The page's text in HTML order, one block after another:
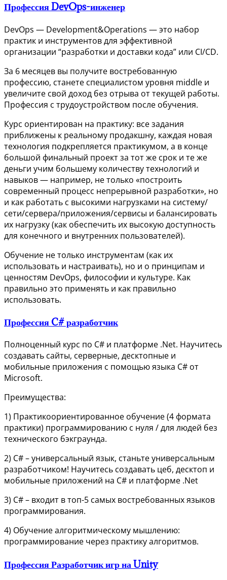
Профессия DevOps-инженер
DevOps — Development&Operations — это набор
практик и инструментов для эффективной
организации “разработки и доставки кода” или CI/CD.
За 6 месяцев вы получите востребованную
профессию, станете специалистом уровня middle и
увеличите свой доход без отрыва от текущей работы.
Профессия с трудоустройством после обучения.
Курс ориентирован на практику: все задания
приближены к реальному продакшну, каждая новая
технология подкрепляется практикумом, а в конце
большой финальный проект за тот же срок и те же
деньги учим большему количеству технологий и
навыков — например, не только «построить
современный процесс непрерывной разработки», но
и как работать с высокими нагрузками на систему/
сети/сервера/приложения/сервисы и балансировать
их нагрузку (как обеспечить их высокую доступность
для конечного и внутренних пользователей).
Обучение не только инструментам (как их
использовать и настраивать), но и о принципам и
ценностям DevOps, философии и культуре. Как
правильно это применять и как правильно
использовать.
Профессия C# разработчик
Полноценный курс по С# и платформе .Net. Научитесь
создавать сайты, серверные, десктопные и
мобильные приложения с помощью языка C# от
Microsoft.
Преимущества:
1) Практикоориентированное обучение (4 формата
практики) программированию с нуля / для людей без
технического бэкграунда.
2) C# – универсальный язык, станьте универсальным
разработчиком! Научитесь создавать цеб, десктоп и
мобильные приложений на C# и платформе .Net
3) C# – входит в топ-5 самых востребованных языков
программирования.
4) Обучение алгоритмическому мышлению:
программирование через практику алгоритмов.
Профессия Разработчик игр на Unity